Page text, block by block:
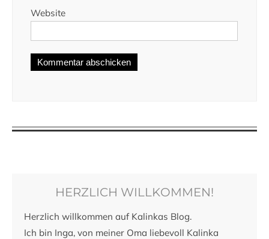
Website
HERZLICH WILLKOMMEN!
Herzlich willkommen auf Kalinkas Blog.
Ich bin Inga, von meiner Oma liebevoll Kalinka